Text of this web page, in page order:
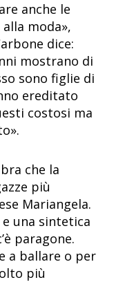
anche le
moda»,
dice:
mostrano di
sono figlie di
ereditato
costosi ma
che la
più
Mariangela.
una sintetica
paragone.
a ballare o per
più